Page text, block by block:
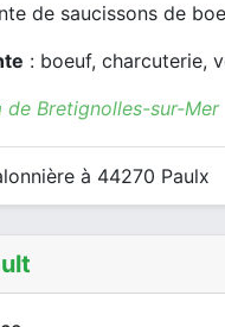
de saucissons de
: boeuf, charcuterie,
de Bretignolles-sur-Mer
à 44270 Paulx